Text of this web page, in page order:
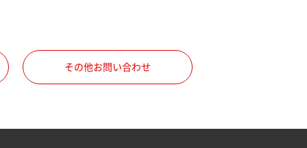
その他お問い合わせ